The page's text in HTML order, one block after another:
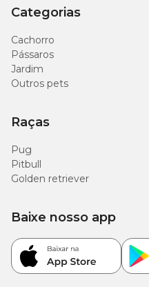
Categorias
Cachorro
Pássaros
Jardim
Outros pets
Raças
Pug
Pitbull
Golden retriever
Baixe nosso app